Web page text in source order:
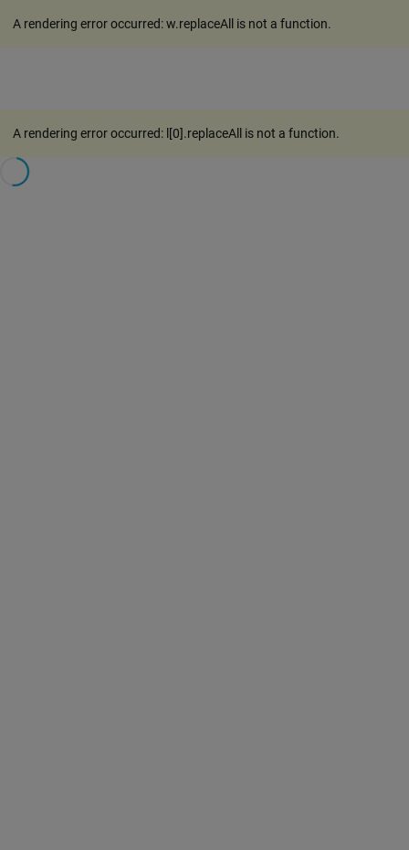
A rendering error occurred:w.replaceAll is not a function.
A rendering error occurred: l[0].replaceAll is not a function.